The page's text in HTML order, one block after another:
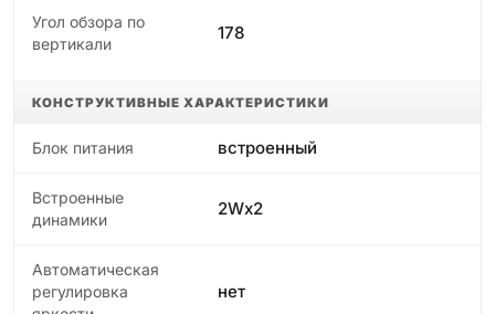
Угол обзора по
вертикали
178
КОНСТРУКТИВНЫЕ ХАРАКТЕРИСТИКИ
Блок питания встроенный
Встроенные
динамики
2Wx2
Автоматическая
регулировка
нет